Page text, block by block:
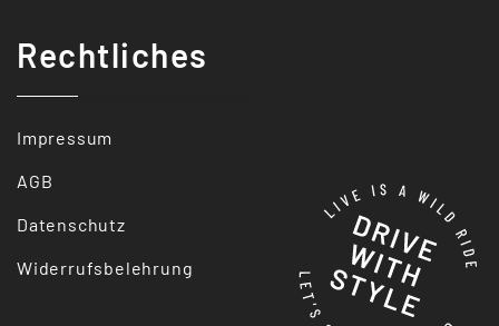
Rechtliches
Impressum
AGB
Datenschutz
Widerrufsbelehrung